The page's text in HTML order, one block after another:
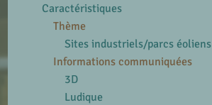
Caractéristiques
Thème
Sites industriels/parcs éoliens
Informations communiquées
3D
Ludique